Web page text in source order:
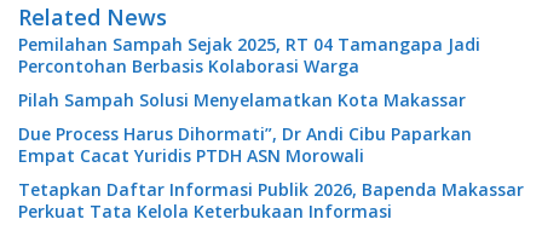
Related News
Pemilahan Sampah Sejak 2025, RT 04 Tamangapa Jadi
Percontohan Berbasis Kolaborasi Warga
Pilah Sampah Solusi Menyelamatkan Kota Makassar
Due Process Harus Dihormati”, Dr Andi Cibu Paparkan
Empat Cacat Yuridis PTDH ASN Morowali
Tetapkan Daftar Informasi Publik 2026, Bapenda Makassar
Perkuat Tata Kelola Keterbukaan Informasi